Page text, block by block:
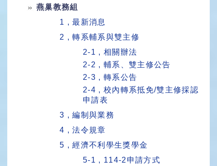
燕巢教務組
1 , 最新消息
2 , 轉系輔系與雙主修
2-1 , 相關辦法
2-2 , 輔系、雙主修公告
2-3 , 轉系公告
2-4 , 校內轉系抵免/雙主修採認
申請表
3 , 編制與業務
4 , 法令規章
5 , 經濟不利學生獎學金
5-1 , 114-2申請方式